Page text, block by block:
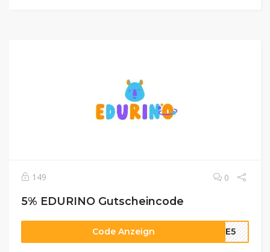
149 0
5% EDURINO Gutscheincode
Code Anzeign NDE5